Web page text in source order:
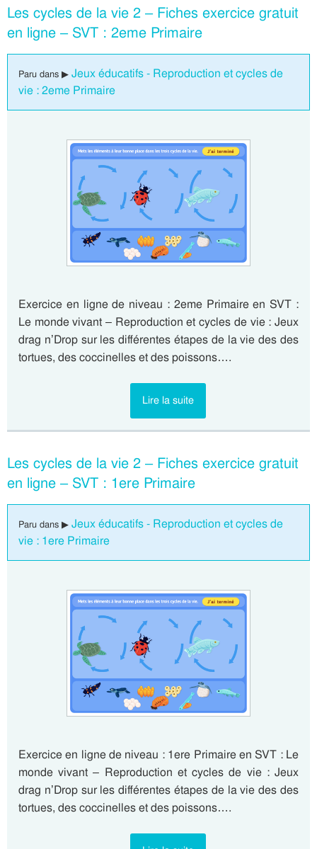
Les cycles de la vie 2 – Fiches exercice gratuit
en ligne – SVT : 2eme Primaire
Paru dans ▶ Jeux éducatifs - Reproduction et cycles de
vie : 2eme Primaire
Exercice en ligne de niveau : 2eme Primaire en SVT :
Le monde vivant – Reproduction et cycles de vie : Jeux
drag n’Drop sur les différentes étapes de la vie des des
tortues, des coccinelles et des poissons….
Lire la suite
Les cycles de la vie 2 – Fiches exercice gratuit
en ligne – SVT : 1ere Primaire
Paru dans ▶ Jeux éducatifs - Reproduction et cycles de
vie : 1ere Primaire
Exercice en ligne de niveau : 1ere Primaire en SVT : Le
monde vivant – Reproduction et cycles de vie : Jeux
drag n’Drop sur les différentes étapes de la vie des des
tortues, des coccinelles et des poissons….